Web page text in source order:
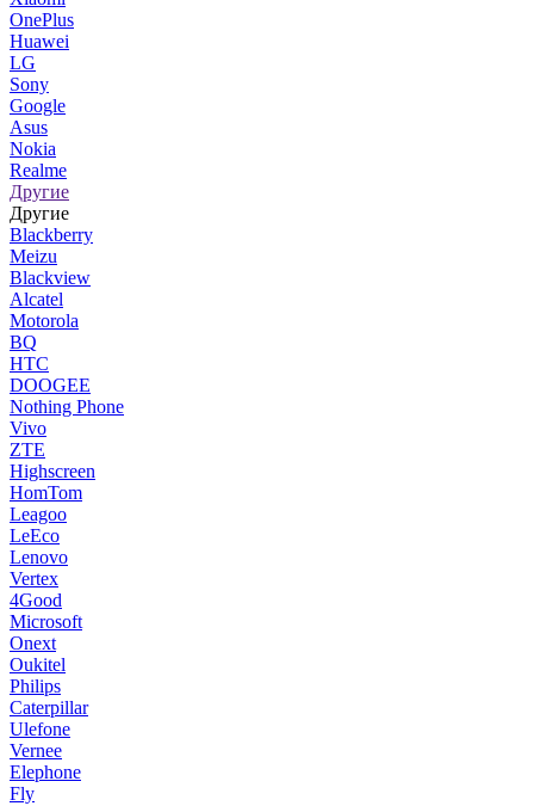
OnePlus
Huawei
LG
Sony
Google
Asus
Nokia
Realme
Другие
Другие
Blackberry
Meizu
Blackview
Alcatel
Motorola
BQ
HTC
DOOGEE
Nothing Phone
Vivo
ZTE
Highscreen
HomTom
Leagoo
LeEco
Lenovo
Vertex
4Good
Microsoft
Onext
Oukitel
Philips
Caterpillar
Ulefone
Vernee
Elephone
Fly